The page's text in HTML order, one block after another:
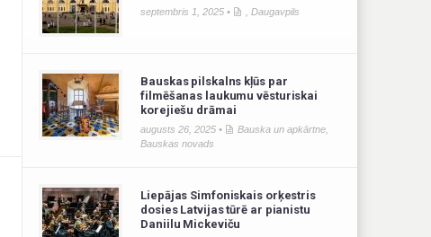
septembris 1, 2025 • ,Daugavpils
Bauskas pilskalns kļūs par
filmēšanas laukumu vēsturiskai
korejiešu drāmai
augusts 26, 2025 • Bauska un apkārtne
Bauskas novads
Liepājas Simfoniskais orķestris
dosies Latvijas tūrē ar pianistu
Daniilu Mickeviču